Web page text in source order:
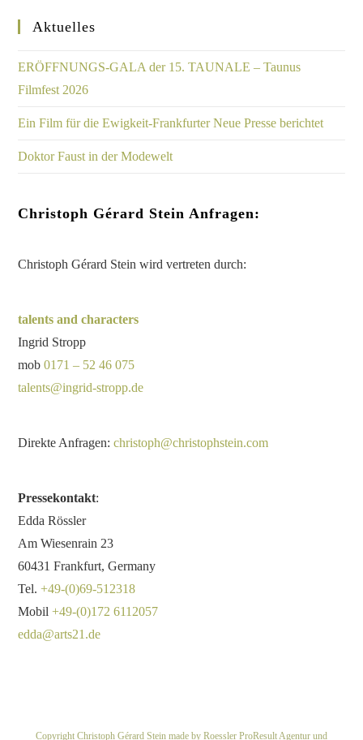
Aktuelles
ERÖFFNUNGS-GALA der 15. TAUNALE – Taunus
Filmfest 2026
Ein Film für die Ewigkeit-Frankfurter Neue Presse berichtet
Doktor Faust in der Modewelt
Christoph Gérard Stein Anfragen:
Christoph Gérard Stein wird vertreten durch:
talents and characters
Ingrid Stropp
mob0171 – 52 46 075
talents@ingrid-stropp.de
Direkte Anfragen:christoph@christophstein.com
Pressekontakt:
Edda Rössler
Am Wiesenrain 23
60431 Frankfurt, Germany
Tel.+49-(0)69-512318
Mobil+49-(0)172 6112057
edda@arts21.de
Copyright Christoph Gérard Stein made by Roessler ProResult Agentur und